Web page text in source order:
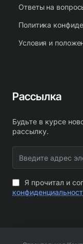
Ответы на
Условия и
Рассылка
Будьте в курсе
рассылку.
адрес
электронной
почтыЯ прочитал и